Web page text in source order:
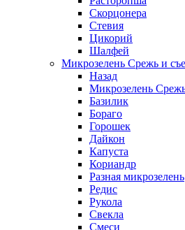
Скорцонера
Стевия
Цикорий
Шалфей
Микрозелень Срежь и
Назад
Микрозелень
Базилик
Бораго
Горошек
Дайкон
Капуста
Кориандр
Разная микрозелень
Редис
Рукола
Свекла
Смеси